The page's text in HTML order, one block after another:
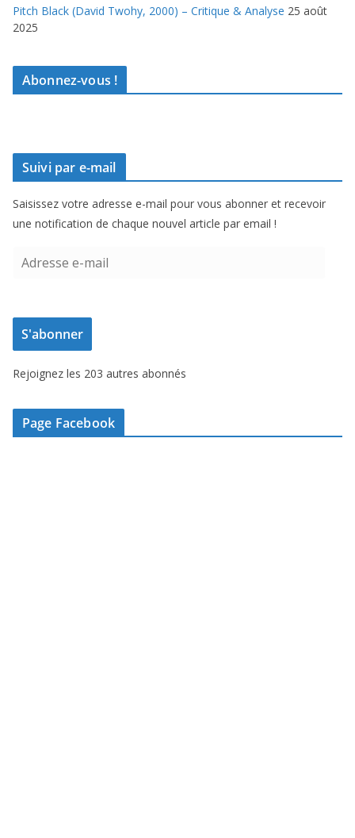
Pitch Black (David Twohy, 2000) – Critique & Analyse 25 août
2025
Abonnez-vous !
Suivi par e-mail
Saisissez votre adresse e-mail pour vous abonner et recevoir
une notification de chaque nouvel article par email !
e
s
e
-
m
S'abonner
Rejoignez les 203 autres abonnés
Page Facebook